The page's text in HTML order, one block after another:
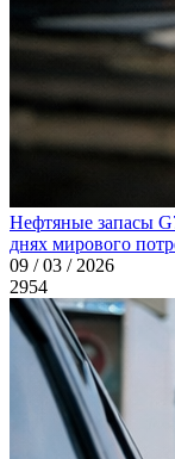
Нефтяные запасы
днях мирового
09 / 03 / 2026
2954